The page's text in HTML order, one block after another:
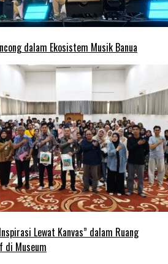
dalam Ekosistem Musik Banua
Lewat Kanvas” dalam Ruang
di Museum